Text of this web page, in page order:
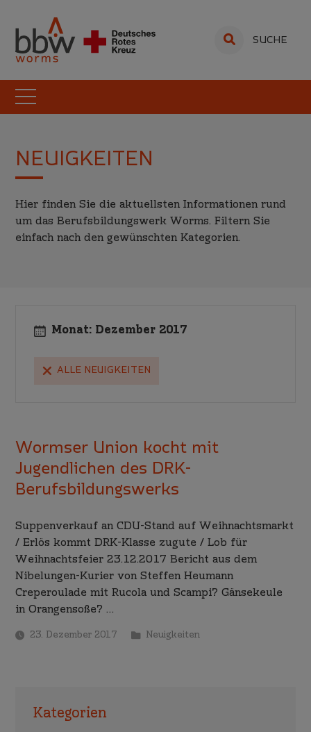
SUCHE
NEUIGKEITEN
Hier finden Sie die aktuellsten Informationen rund
um das Berufsbildungswerk Worms. Filtern Sie
einfach nach den gewünschten Kategorien.
Monat: Dezember 2017
ALLE NEUIGKEITEN
Wormser Union kocht mit
Jugendlichen des DRK-
Berufsbildungswerks
Suppenverkauf an CDU-Stand auf Weihnachtsmarkt
/ Erlös kommt DRK-Klasse zugute / Lob für
Weihnachtsfeier 23.12.2017 Bericht aus dem
Nibelungen-Kurier von Steffen Heumann
Creperoulade mit Rucola und Scampi? Gänsekeule
in Orangensoße? …
23. Dezember 2017 Neuigkeiten
Kategorien